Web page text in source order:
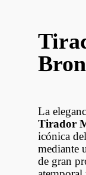
La
Tirador
icónica
mediante
de gran